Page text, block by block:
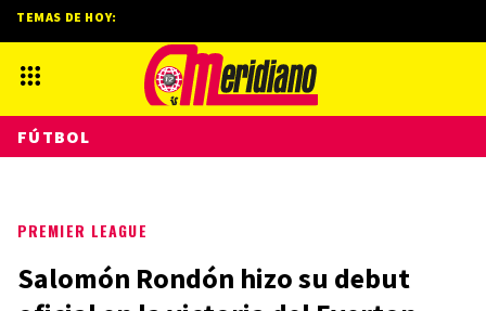
PREMIER LEAGUE
Salomón Rondón hizo su debut
TEMAS DE HOY:
FÚTBOL